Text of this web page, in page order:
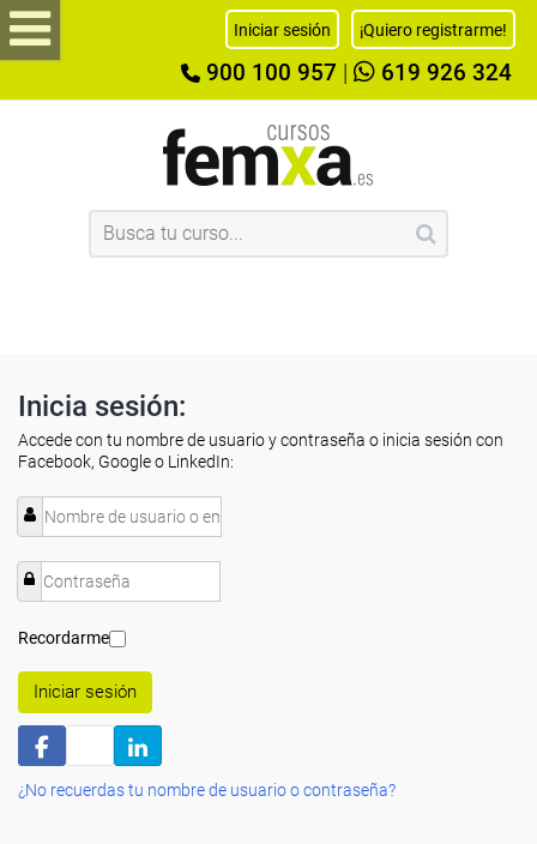
Iniciar sesión ¡Quiero registrarme!
900 100 957 619 926 324
Inicia sesión:
Accede con tu nombre de usuario y contraseña o inicia sesión con
Facebook, Google o LinkedIn:
Recordarme
Iniciar sesión
¿No recuerdas tu nombre de usuario o contraseña?